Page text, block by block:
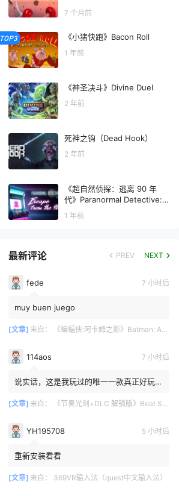
7 个月前
TOP3 《小猪快跑》Bacon Roll
1 年前
《神圣决斗》Divine Duel
2 年前
死神之钩（Dead Hook）
2 年前
《超自然侦探：逃离 90 年
代》Paranormal Detective: E
scape from the 90s
1 年前
最新评论 PREV NEXT
fede 7 小时后
muy buen juego
[文章] 来自： 《蝙蝠侠:阿卡姆之影》Batman: Arkham Shadow
114aos 7 小时后
说实话，这是我玩过的唯一一款真正好玩的
些都不太好。我觉得《Bea...
[文章] 来自： 《节奏光剑+DLC 解锁版》Beat Saber VR
YH195708 5 小时后
重新安装看看
[文章] 来自： 369VR输入法（quest中文输入法）